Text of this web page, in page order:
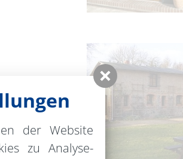
Alle
der Website
zu Analyse-